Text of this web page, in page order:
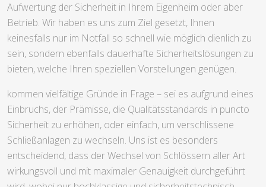
Aufwertung der Sicherheit in Ihrem Eigenheim oder aber
Betrieb. Wir haben es uns zum Ziel gesetzt, Ihnen
keinesfalls nur im Notfall so schnell wie möglich dienlich zu
sein, sondern ebenfalls dauerhafte Sicherheitslösungen zu
bieten, welche Ihren speziellen Vorstellungen genügen.
kommen vielfältige Gründe in Frage – sei es aufgrund eines
Einbruchs, der Prämisse, die Qualitätsstandards in puncto
Sicherheit zu erhöhen, oder einfach, um verschlissene
Schließanlagen zu wechseln. Uns ist es besonders
entscheidend, dass der Wechsel von Schlössern aller Art
wirkungsvoll und mit maximaler Genauigkeit durchgeführt